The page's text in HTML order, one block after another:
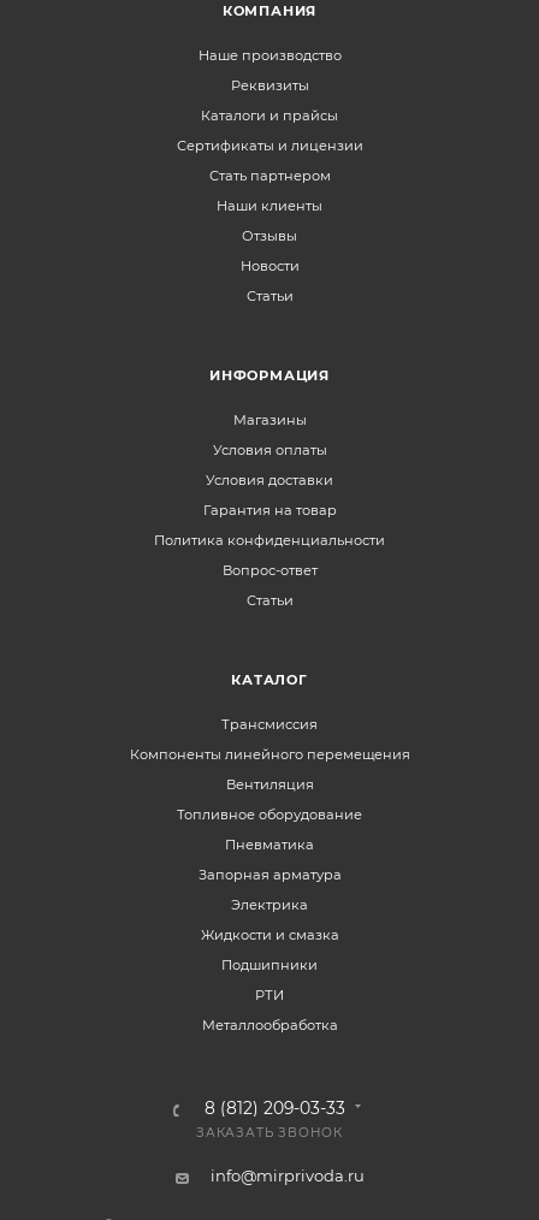
КОМПАНИЯ
Наше производство
Реквизиты
Каталоги и прайсы
Сертификаты и лицензии
Стать партнером
Наши клиенты
Отзывы
Новости
Статьи
ИНФОРМАЦИЯ
Магазины
Условия оплаты
Условия доставки
Гарантия на товар
Политика конфиденциальности
Вопрос-ответ
Статьи
КАТАЛОГ
Трансмиссия
Компоненты линейного перемещения
Вентиляция
Топливное оборудование
Пневматика
Запорная арматура
Электрика
Жидкости и смазка
Подшипники
РТИ
Металлообработка
8 (812) 209-03-33
ЗАКАЗАТЬ ЗВОНОК
info@mirprivoda.ru